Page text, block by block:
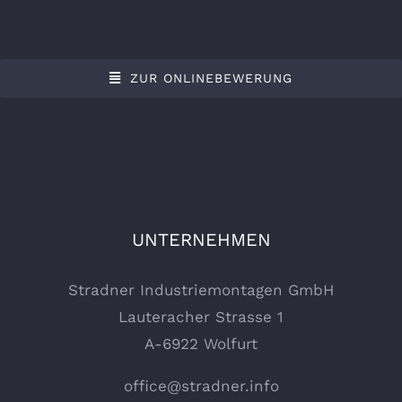
ZUR ONLINEBEWERUNG
UNTERNEHMEN
Stradner Industriemontagen GmbH
Lauteracher Strasse 1
A-6922 Wolfurt
office@stradner.info